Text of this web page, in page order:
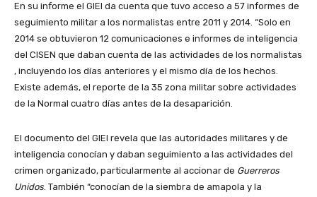
En su informe el GIEI da cuenta que tuvo acceso a 57 informes de
seguimiento militar a los normalistas entre 2011 y 2014. “Solo en
2014 se obtuvieron 12 comunicaciones e informes de inteligencia
del CISEN que daban cuenta de las actividades de los normalistas
, incluyendo los días anteriores y el mismo día de los hechos.
Existe además, el reporte de la 35 zona militar sobre actividades
de la Normal cuatro días antes de la desaparición.
El documento del GIEI revela que las autoridades militares y de
inteligencia conocían y daban seguimiento a las actividades del
crimen organizado, particularmente al accionar de Guerreros
Unidos. También “conocían de la siembra de amapola y la